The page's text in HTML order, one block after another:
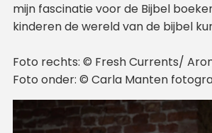
mijn fascinatie voor de Bijbel
kinderen de wereld van de bijbel
Foto rechts: © Fresh Currents/
Foto onder: © Carla Manten